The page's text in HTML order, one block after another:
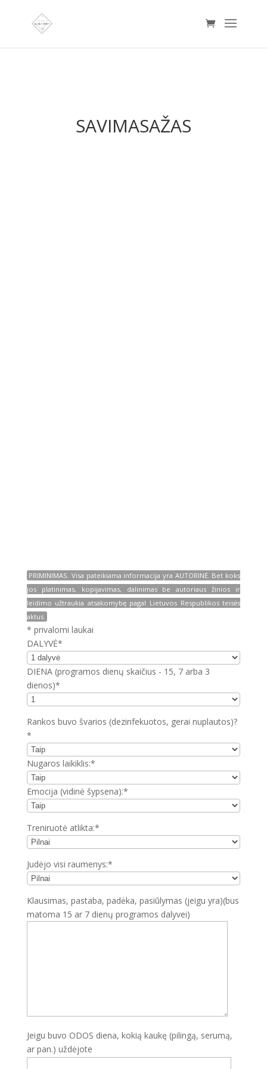
SAVIMASAŽAS
PRIMINIMAS. Visa pateikiama informacija yra AUTORINĖ. Bet koks
jos platinimas, kopijavimas, dalinimas be autoriaus žinios ir
leidimo užtraukia atsakomybę pagal Lietuvos Respublikos teisės
aktus.
* privalomi laukai
DALYVĖ*
DIENA (programos dienų skaičius - 15, 7 arba 3
dienos)*
Rankos buvo švarios (dezinfekuotos, gerai nuplautos)?
*
Nugaros laikiklis:*
Emocija (vidinė šypsena):*
Treniruotė atlikta:*
Judėjo visi raumenys:*
Klausimas, pastaba, padėka, pasiūlymas (jeigu yra)(bus
matoma 15 ar 7 dienų programos dalyvei)
Jeigu buvo ODOS diena, kokią kaukę (pilingą, serumą,
ar pan.) uždėjote